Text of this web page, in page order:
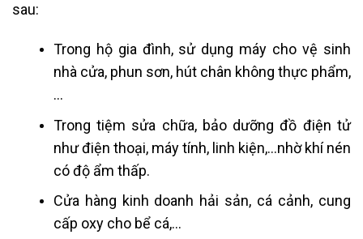
sau:
Trong hộ gia đình, sử dụng máy cho vệ sinh
nhà cửa, phun sơn, hút chân không thực phẩm,
…
Trong tiệm sửa chữa, bảo dưỡng đồ điện tử
như điện thoại, máy tính, linh kiện,…nhờ khí nén
có độ ẩm thấp.
Cửa hàng kinh doanh hải sản, cá cảnh, cung
cấp oxy cho bể cá,…